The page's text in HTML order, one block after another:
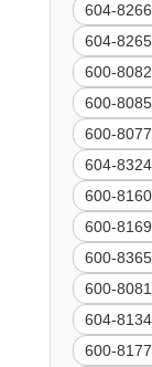
604-
604-
600-
600-
600-
604-
600-
600-
600-
600-
604-
600-